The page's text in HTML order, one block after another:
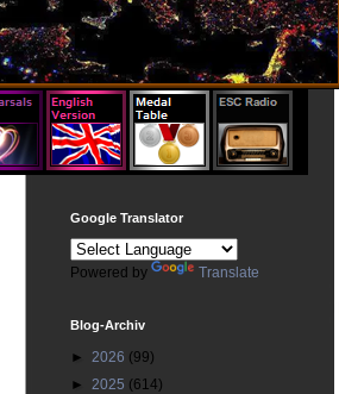
Google Translator
Powered by Translate
Blog-Archiv
► 2026 (99)
► 2025 (614)